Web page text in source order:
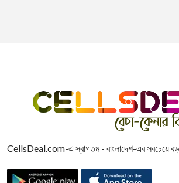
CellsDeal.com-এ স্বাগতম - বাংলাদেশ-এর সবচেয়ে বড়